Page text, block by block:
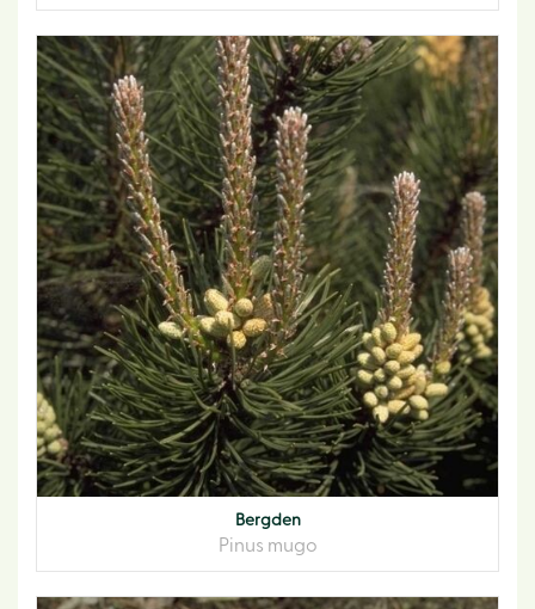
Bergden
Pinus mugo